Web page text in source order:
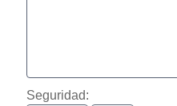
Seguridad: